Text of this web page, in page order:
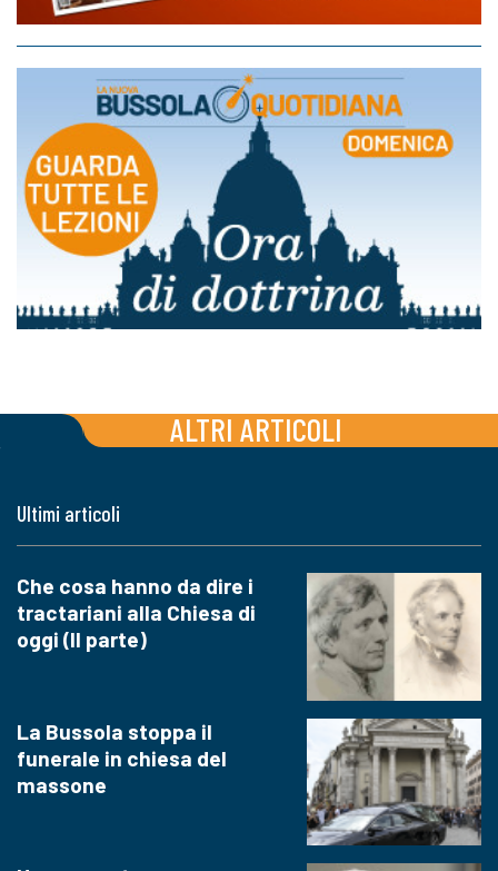
ALTRI ARTICOLI
Ultimi articoli
Che cosa hanno da dire i
tractariani alla Chiesa di
oggi (II parte)
La Bussola stoppa il
funerale in chiesa del
massone